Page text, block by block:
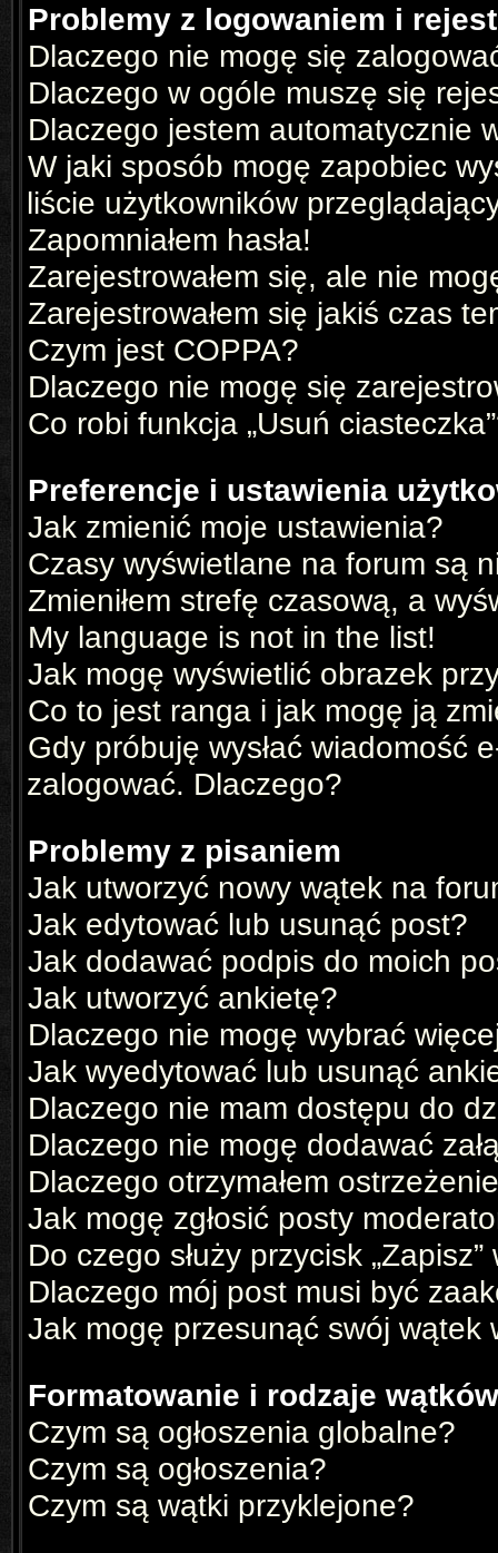
Problemy z logowaniem i
Dlaczego nie mogę się
Dlaczego w ogóle muszę się
Dlaczego jestem automatycznie
W jaki sposób mogę zapobiec
liście użytkowników
Zapomniałem hasła!
Zarejestrowałem się, ale nie
Zarejestrowałem się jakiś czas
Czym jest COPPA?
Dlaczego nie mogę się
Co robi funkcja „Usuń
Preferencje i ustawienia
Jak zmienić moje ustawienia?
Czasy wyświetlane na forum są
Zmieniłem strefę czasową, a
My language is not in the list!
Jak mogę wyświetlić obrazek
Co to jest ranga i jak mogę ją
Gdy próbuję wysłać wiadomość
zalogować. Dlaczego?
Problemy z pisaniem
Jak utworzyć nowy wątek na
Jak edytować lub usunąć post?
Jak dodawać podpis do moich
Jak utworzyć ankietę?
Dlaczego nie mogę wybrać
Jak wyedytować lub usunąć
Dlaczego nie mam dostępu do
Dlaczego nie mogę dodawać
Dlaczego otrzymałem
Jak mogę zgłosić posty
Do czego służy przycisk
Dlaczego mój post musi być
Jak mogę przesunąć swój wątek
Formatowanie i rodzaje wątków
Czym są ogłoszenia globalne?
Czym są ogłoszenia?
Czym są wątki przyklejone?